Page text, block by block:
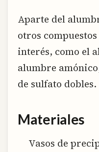
Aparte del
otros
interés, como el
alumbre
de sulfato dobles.
Materiales
Vasos de